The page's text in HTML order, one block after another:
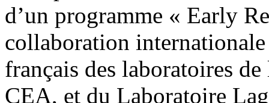
d’un programme « Early
collaboration
français des laboratoires
CEA, et du Laboratoire